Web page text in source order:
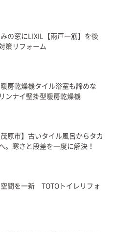
の窓にLIXIL【雨戸一筋】を後
策リフォーム
房乾燥機タイル浴室も諦めな
ンナイ壁掛型暖房乾燥機
茂原市】古いタイル風呂からタカ
。寒さと段差を一度に解決！
空間を一新 TOTOトイレリフォ